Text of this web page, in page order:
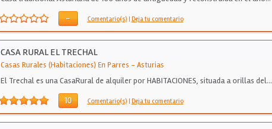
- Comentario(s) | Deja tu comentario
CASA RURAL EL TRECHAL
Casas Rurales (Habitaciones) En Parres - Asturias
El Trechal es una CasaRural de alquiler por HABITACIONES, situada a orillas del…
10 Comentario(s) | Deja tu comentario